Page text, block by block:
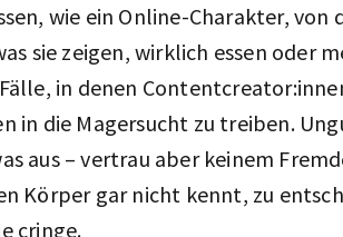
wie ein Online-Charakter,
sie zeigen, wirklich essen oder
in denen
in die Magersucht zu treiben.
aus – vertrau aber keinem
Körper gar nicht kennt, zu
cringe.